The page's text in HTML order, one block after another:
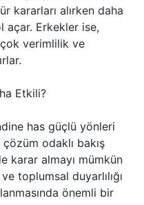
kararları alırken daha
açar. Erkekler ise,
verimlilik ve
Etkili?
has güçlü yönleri
odaklı bakış
karar almayı mümkün
toplumsal duyarlılığı
önemli bir